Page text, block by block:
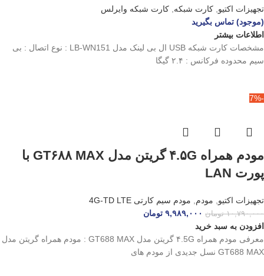
تجهیزات اکتیو کارت شبکه کارت شبکه وایرلس
(موجود) تماس بگیرید
اطلاعات بیشتر
مشخصات کارت شبکه USB ال بی لینک مدل LB-WN151 : نوع اتصال : بی
سیم محدوده فرکانس : ۲.۴ گیگا
-7%
مودم همراه ۴.۵G گریتن مدل GT۶۸۸ MAX با
پورت LAN
تجهیزات اکتیو مودم مودم سیم کارتی 4G-TD LTE
۱۰,۷۹۰,۰۰۰ تومان ۹,۹۸۹,۰۰۰ تومان
افزودن به سبد خرید
معرفی مودم همراه ۴.5G گریتن مدل GT688 MAX : مودم همراه گریتن مدل
GT688 MAX نسل جدیدی از مودم‌ های